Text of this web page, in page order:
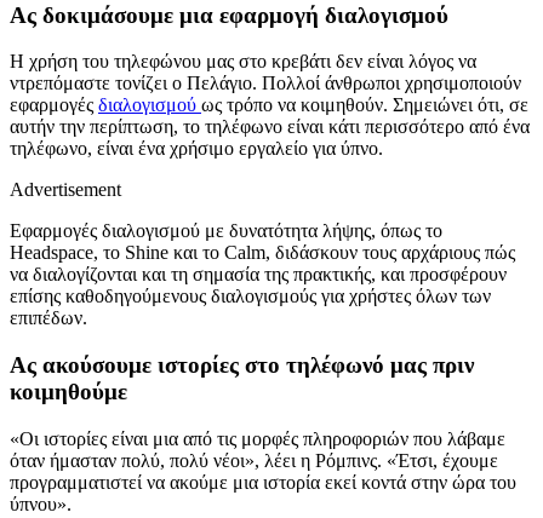
Ας δοκιμάσουμε μια εφαρμογή διαλογισμού
Η χρήση του τηλεφώνου μας στο κρεβάτι δεν είναι λόγος να
ντρεπόμαστε τονίζει ο Πελάγιο. Πολλοί άνθρωποι χρησιμοποιούν
εφαρμογές διαλογισμού ως τρόπο να κοιμηθούν. Σημειώνει ότι, σε
αυτήν την περίπτωση, το τηλέφωνο είναι κάτι περισσότερο από ένα
τηλέφωνο, είναι ένα χρήσιμο εργαλείο για ύπνο.
Advertisement
Εφαρμογές διαλογισμού με δυνατότητα λήψης, όπως το
Headspace, το Shine και το Calm, διδάσκουν τους αρχάριους πώς
να διαλογίζονται και τη σημασία της πρακτικής, και προσφέρουν
επίσης καθοδηγούμενους διαλογισμούς για χρήστες όλων των
επιπέδων.
Ας ακούσουμε ιστορίες στο τηλέφωνό μας πριν
κοιμηθούμε
«Οι ιστορίες είναι μια από τις μορφές πληροφοριών που λάβαμε
όταν ήμασταν πολύ, πολύ νέοι», λέει η Ρόμπινς. «Έτσι, έχουμε
προγραμματιστεί να ακούμε μια ιστορία εκεί κοντά στην ώρα του
ύπνου».